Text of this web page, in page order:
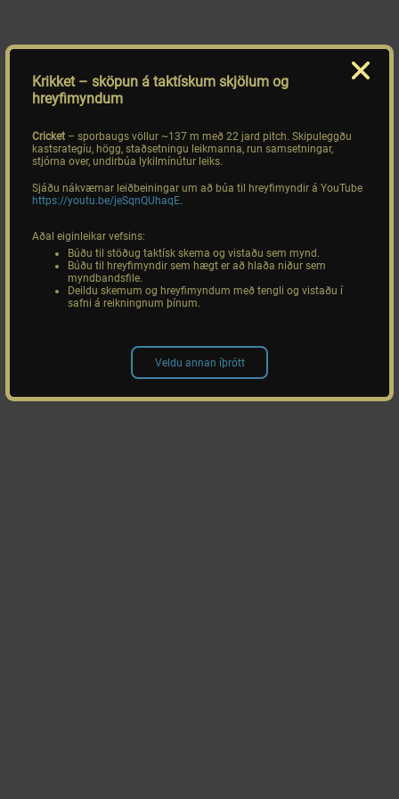
Krikket– sköpun á taktískum skjölum og
hreyfimyndum
Cricket – sporbaugs völlur ~137 m með 22 jard pitch. Skipuleggðu
kastsrategíu, högg, staðsetningu leikmanna, run samsetningar,
stjórna over, undirbúa lykilmínútur leiks.
Sjáðu nákvæmar leiðbeiningar um að búa til hreyfimyndir á YouTube
https://youtu.be/jeSqnQUhaqE.
Aðal eiginleikar vefsins:
Búðu til stöðug taktísk skema og vistaðu sem mynd.
Búðu til hreyfimyndir sem hægt er að hlaða niður sem
myndbandsfile.
Deildu skemum og hreyfimyndum með tengli og vistaðu í
safni á reikningnum þínum.
Veldu annan íþrótt